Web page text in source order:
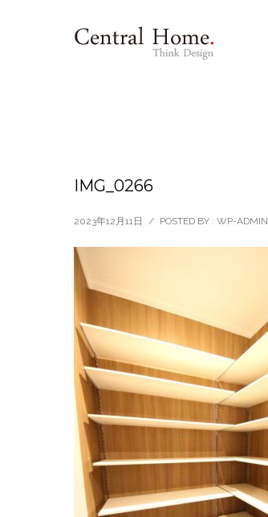
IMG_0266
2023年12月11日 / POSTED BY : WP-ADMIN